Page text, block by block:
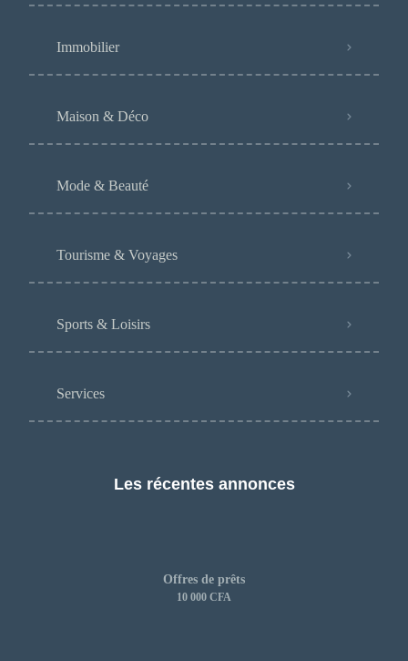
Immobilier
Maison & Déco
Mode & Beauté
Tourisme & Voyages
Sports & Loisirs
Services
Les récentes annonces
Offres de prêts
10 000 CFA